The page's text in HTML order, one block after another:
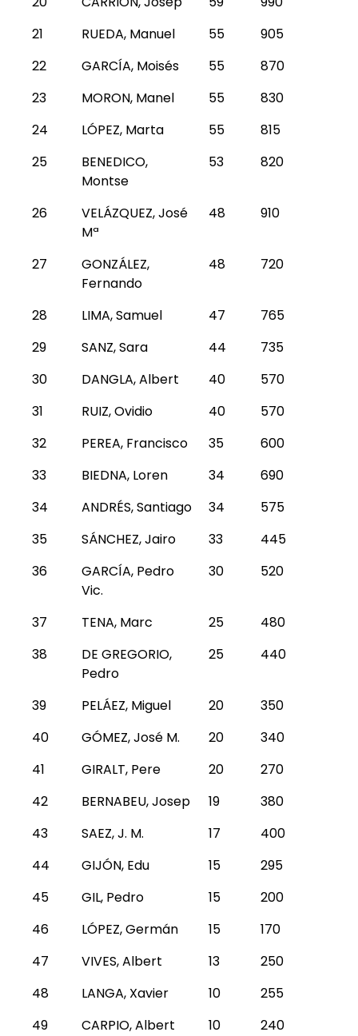
21
RUEDA, Manuel 55
905
22
GARCÍA, Moisés 55
870
23
MORON, Manel 55
830
24
LÓPEZ, Marta 55
815
25
BENEDICO,
Montse
53 820
26
VELÁZQUEZ, José
Mª
48 910
27
GONZÁLEZ,
Fernando
48 720
28 LIMA, Samuel 47
765
29
SANZ, Sara 44
735
30
DANGLA, Albert 40
570
31
RUIZ, Ovidio 40
570
32
PEREA, Francisco 35
600
33
BIEDNA, Loren 34
690
34
ANDRÉS, Santiago 34
575
35
SÁNCHEZ, Jairo 33
445
36
GARCÍA, Pedro
Vic.
30 520
37 TENA, Marc 25
480
38
DE GREGORIO,
Pedro
25 440
39 PELÁEZ, Miguel 20
350
40
GÓMEZ, José M. 20
340
41
GIRALT, Pere 20
270
42
BERNABEU, Josep 19
380
43
SAEZ, J. M. 17
400
44
GIJÓN, Edu 15
295
45
GIL, Pedro 15
200
46
LÓPEZ, Germán 15
170
47
VIVES, Albert 13
250
48
LANGA, Xavier 10
255
49
CARPIO, Albert 10
240